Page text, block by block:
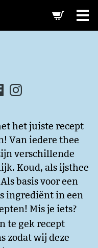
het juiste recept
Van iedere thee
verschillende
Koud, als ijsthee
basis voor een
ingrediënt in een
Mis je iets?
te gek recept
zodat wij deze